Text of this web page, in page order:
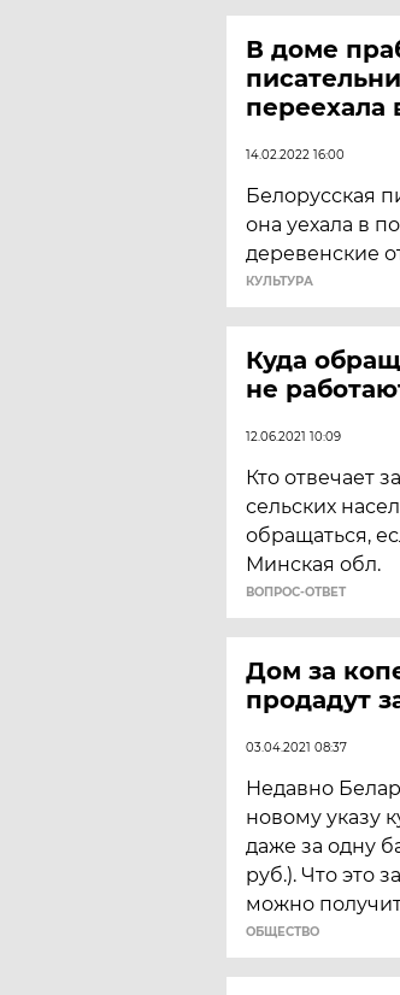
В доме
переехала
14.02.2022 16:00
Белорусская
она уехала в
деревенские
КУЛЬТУРА
Куда
не
12.06.2021 10:09
Кто отвечает
сельских
обращаться,
Минская обл.
ВОПРОС-ОТВЕТ
Дом за
продадут
03.04.2021 08:37
Недавно
новому указу
даже за одну
руб.). Что это
можно
ОБЩЕСТВО